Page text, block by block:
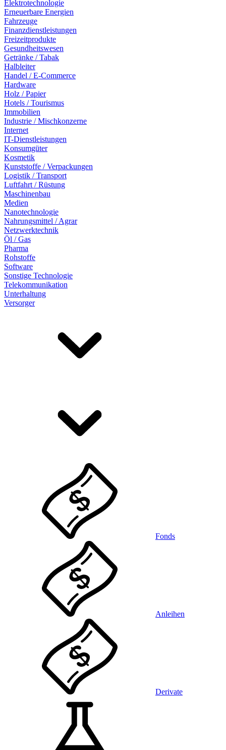
Elektrotechnologie
Erneuerbare Energien
Fahrzeuge
Finanzdienstleistungen
Freizeitprodukte
Gesundheitswesen
Getränke / Tabak
Halbleiter
Handel / E-Commerce
Hardware
Holz / Papier
Hotels / Tourismus
Immobilien
Industrie / Mischkonzerne
Internet
IT-Dienstleistungen
Konsumgüter
Kosmetik
Kunststoffe / Verpackungen
Logistik / Transport
Luftfahrt / Rüstung
Maschinenbau
Medien
Nanotechnologie
Nahrungsmittel / Agrar
Netzwerktechnik
Öl / Gas
Pharma
Rohstoffe
Software
Sonstige Technologie
Telekommunikation
Unterhaltung
Versorger
Fonds
Anleihen
Derivate